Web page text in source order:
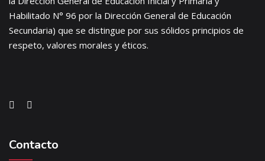
Habilitado N° 96 por la Dirección General de Educación
Secundaria) que se distingue por sus sólidos principios de
respeto, valores morales y éticos.
Contacto